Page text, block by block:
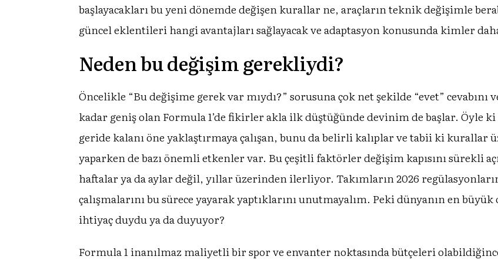
başlayacakları bu yeni dönemde değişen kurallar ne, araçların teknik değişimle
güncel eklentileri hangi avantajları sağlayacak ve adaptasyon konusunda kimler
Neden bu değişim gerekliydi?
Öncelikle “Bu değişime gerek var mıydı?” sorusuna çok net şekilde “evet”
kadar geniş olan Formula 1’de fikirler akla ilk düştüğünde devinim de başlar. Öyle
geride kalanı öne yaklaştırmaya çalışan, bunu da belirli kalıplar ve tabii ki kurallar
yaparken de bazı önemli etkenler var. Bu çeşitli faktörler değişim kapısını sürekli
haftalar ya da aylar değil, yıllar üzerinden ilerliyor. Takımların 2026
çalışmalarını bu sürece yayarak yaptıklarını unutmayalım. Peki dünyanın en
ihtiyaç duydu ya da duyuyor?
Formula 1 inanılmaz maliyetli bir spor ve envanter noktasında bütçeleri